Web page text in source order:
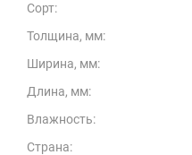
Сорт:
Толщина, мм:
Ширина, мм:
Длина, мм:
Влажность:
Страна: